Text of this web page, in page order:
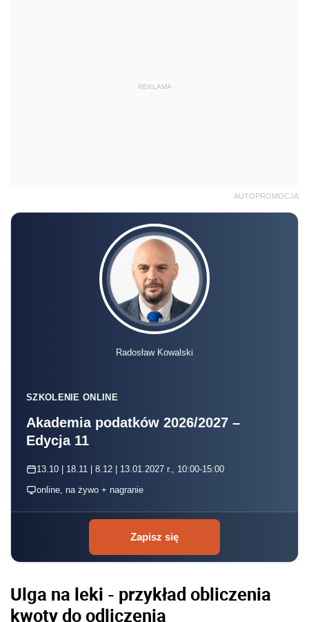
REKLAMA
AUTOPROMOCJA
Radosław Kowalski
SZKOLENIE ONLINE
Akademia podatków 2026/2027 –
Edycja 11
13.10 | 18.11 | 8.12 | 13.01.2027 r., 10:00-15:00
online, na żywo + nagranie
Zapisz się
Ulga na leki - przykład obliczenia
kwoty do odliczenia